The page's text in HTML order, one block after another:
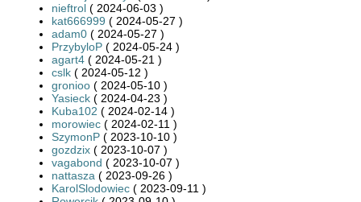
nieftrol ( 2024-06-03 )
kat666999 ( 2024-05-27 )
adam0 ( 2024-05-27 )
PrzybyloP ( 2024-05-24 )
agart4 ( 2024-05-21 )
cslk ( 2024-05-12 )
gronioo ( 2024-05-10 )
Yasieck ( 2024-04-23 )
Kuba102 ( 2024-02-14 )
morowiec ( 2024-02-11 )
SzymonP ( 2023-10-10 )
gozdzix ( 2023-10-07 )
vagabond ( 2023-10-07 )
nattasza ( 2023-09-26 )
KarolSlodowiec ( 2023-09-11 )